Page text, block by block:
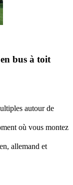
bus à toit
autour de
où vous montez
allemand et